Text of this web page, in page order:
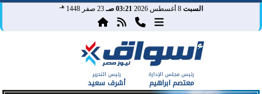
السبت 8 أغسطس 2026 03:21 صـ 23 صفر 1448 هـ
رئيس مجلس الإدارة
معتصم ابراهيم
رئيس التحرير
أشرف سعيد